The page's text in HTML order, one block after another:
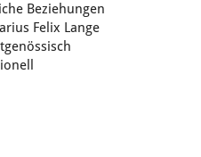
Beziehungen
Felix Lange